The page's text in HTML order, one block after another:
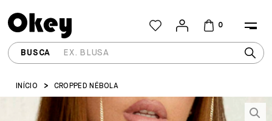
0
INÍCIO CROPPED NÉBOLA